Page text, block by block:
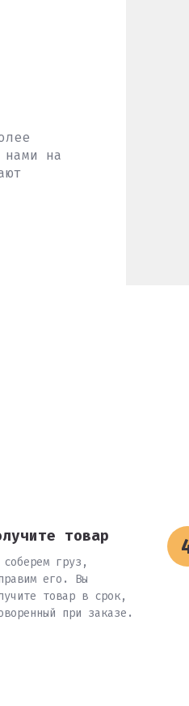
на
товар
груз,
его. Вы
товар в срок,
при заказе.